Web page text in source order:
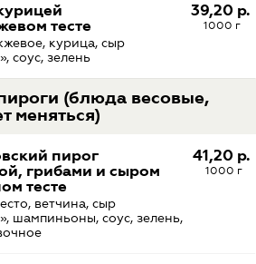
39,20 р.
1000 г
тесте
курица, сыр
соус, зелень
(блюда весовые,
меняться)
41,20 р.
1000 г
пирог
грибами и сыром
тесте
ветчина, сыр
шампиньоны, соус, зелень,